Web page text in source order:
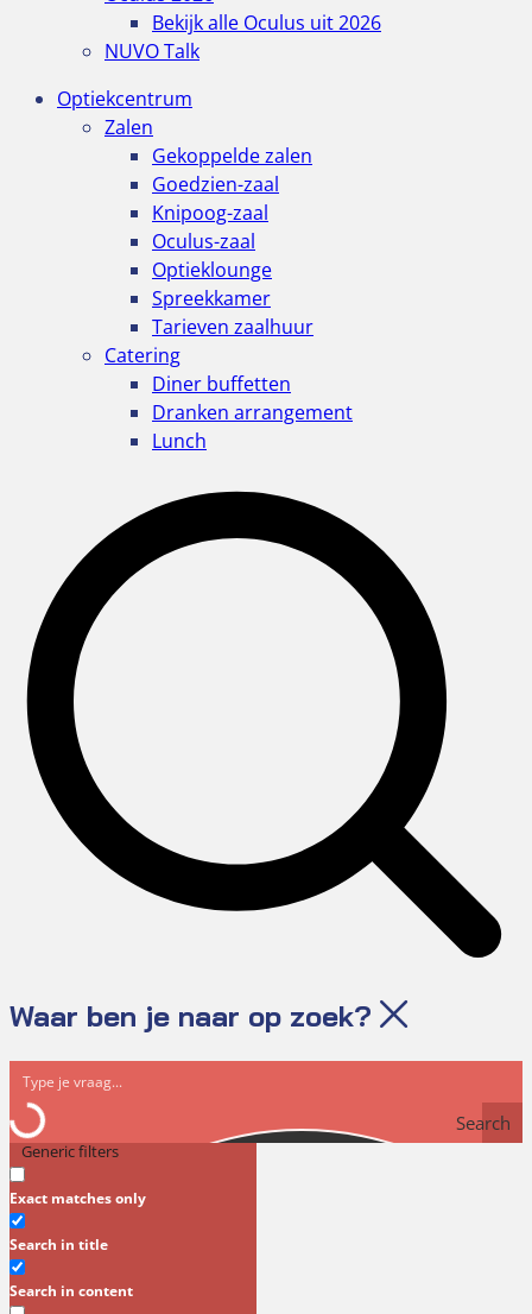
Bekijk alle Oculus uit 2026
NUVO Talk
Optiekcentrum
Zalen
Gekoppelde zalen
Goedzien-zaal
Knipoog-zaal
Oculus-zaal
Optieklounge
Spreekkamer
Tarieven zaalhuur
Catering
Diner buffetten
Dranken arrangement
Lunch
Waar ben je naar op zoek?
Search
Generic filters
Exact matches only
Search in title
Search in content